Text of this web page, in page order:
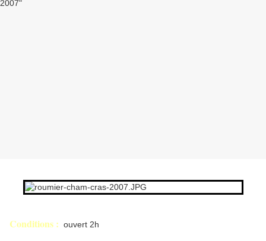
Conditions : ouvert 2h